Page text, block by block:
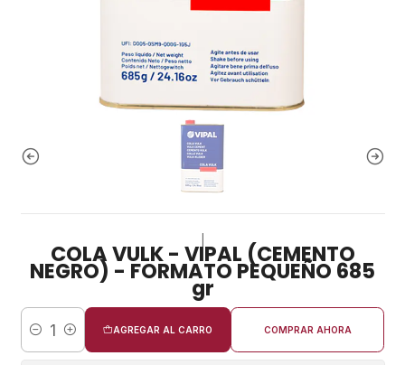
COLA VULK - VIPAL (CEMENTO
NEGRO) - FORMATO PEQUEÑO 685
gr
Cantidad
AGREGAR AL CARRO COMPRAR AHORA